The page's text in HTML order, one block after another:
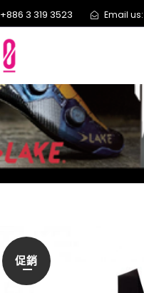
+886 3 319 3523 Email us:
促銷